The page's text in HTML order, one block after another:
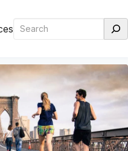
Rechercher